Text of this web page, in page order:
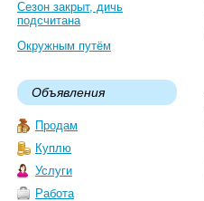
Сезон закрыт, дичь
подсчитана
Окружным путём
Объявления
Продам
Куплю
Услуги
Работа